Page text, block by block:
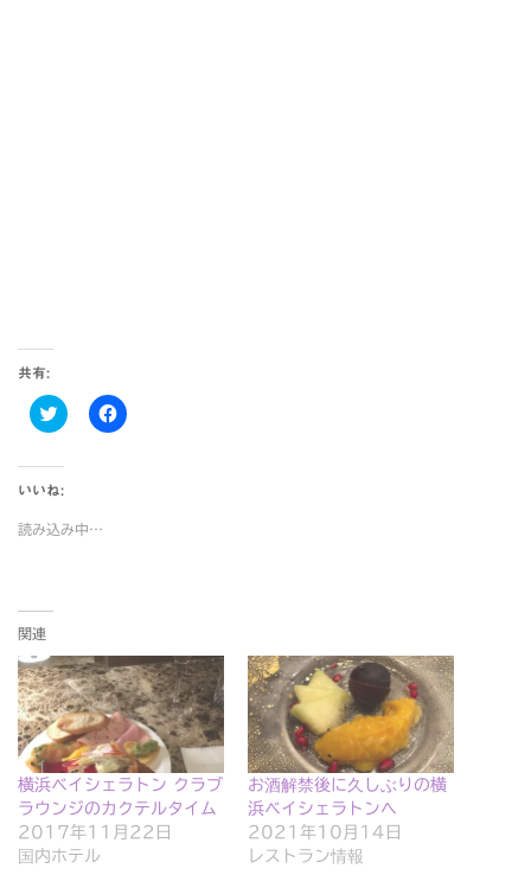
共有:
ク
リ
し
て
T
i
(
新
し
い
ウ
ィ
ン
ド
ウ
で
開
き
ま
す
F
a
リ
ッ
ク
し
て
く
だ
さ
い
(
新
し
い
いいね:
読み込み中…
関連
横浜ベイシェラトン クラブ
ラウンジのカクテルタイム
2017年11月22日
国内ホテル
お酒解禁後に久しぶりの横
浜ベイシェラトンへ
2021年10月14日
レストラン情報